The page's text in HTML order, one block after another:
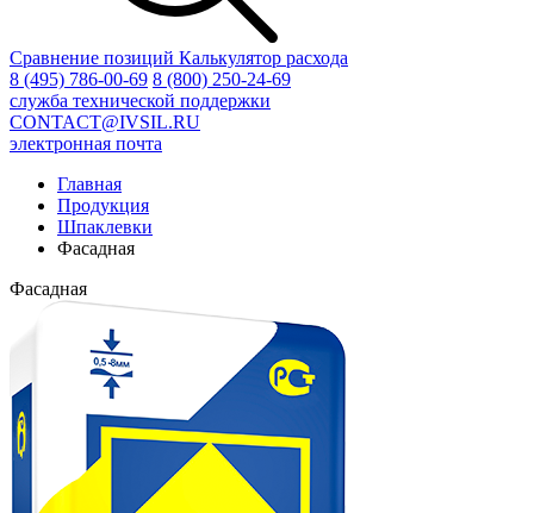
Сравнение позиций Калькулятор расхода
8 (495) 786-00-69 8 (800) 250-24-69
служба технической поддержки
CONTACT@IVSIL.RU
электронная почта
Главная
Продукция
Шпаклевки
Фасадная
Фасадная